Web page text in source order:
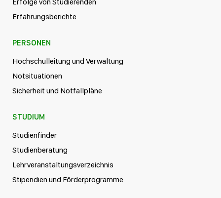
Erfahrungsberichte
PERSONEN
Hochschulleitung und Verwaltung
Notsituationen
Sicherheit und Notfallpläne
STUDIUM
Studienfinder
Studienberatung
Lehrveranstaltungsverzeichnis
Stipendien und Förderprogramme